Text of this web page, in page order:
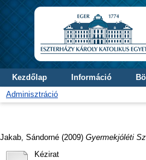
Kezdőlap Információ
Adminisztráció
Jakab, Sándorné (2009) Gyermekjóléti
Kézirat